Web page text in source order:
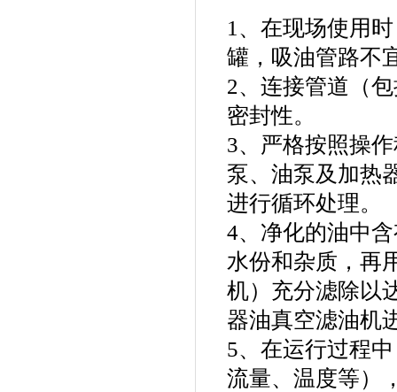
1、在现场使用
罐，吸油管路不
2、连接管道（
密封性。
3、严格按照操
泵、油泵及加热
进行循环处理。
4、净化的油中
水份和杂质，再
机）充分滤除以
器油真空滤油机
5、在运行过程
流量、温度等）